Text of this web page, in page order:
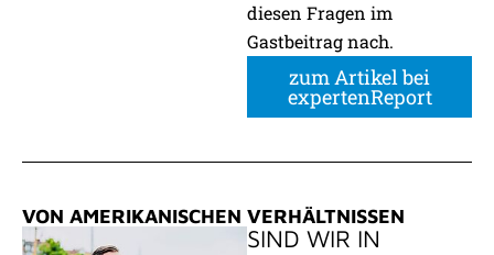
diesen Fragen im
Gastbeitrag nach.
zum Artikel bei
expertenReport
VON AMERIKANISCHEN VERHÄLTNISSEN
SIND WIR IN